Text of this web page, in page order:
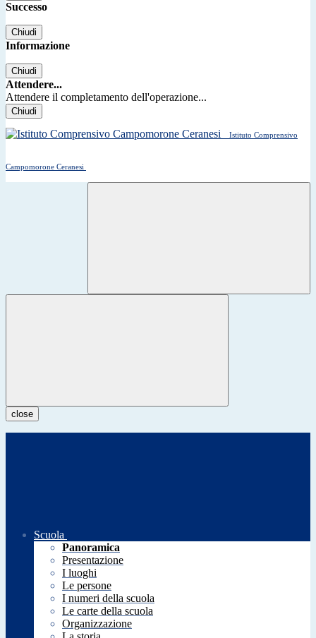
Successo
Chiudi
Informazione
Chiudi
Attendere...
Attendere il completamento dell'operazione...
Chiudi
Istituto Comprensivo
Campomorone Ceranesi
close
Scuola
Panoramica
Presentazione
I luoghi
Le persone
I numeri della scuola
Le carte della scuola
Organizzazione